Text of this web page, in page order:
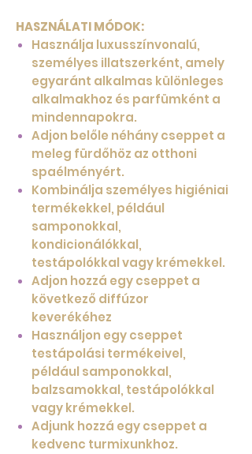
HASZNÁLATI MÓDOK:
Használja luxusszínvonalú,
személyes illatszerként, amely
egyaránt alkalmas különleges
alkalmakhoz és parfümként a
mindennapokra.
Adjon belőle néhány cseppet a
meleg fürdőhöz az otthoni
spaélményért.
Kombinálja személyes higiéniai
termékekkel, például
samponokkal,
kondicionálókkal,
testápolókkal vagy krémekkel.
Adjon hozzá egy cseppet a
következő diffúzor
keverékéhez
Használjon egy cseppet
testápolási termékeivel,
például samponokkal,
balzsamokkal, testápolókkal
vagy krémekkel.
Adjunk hozzá egy cseppet a
kedvenc turmixunkhoz.